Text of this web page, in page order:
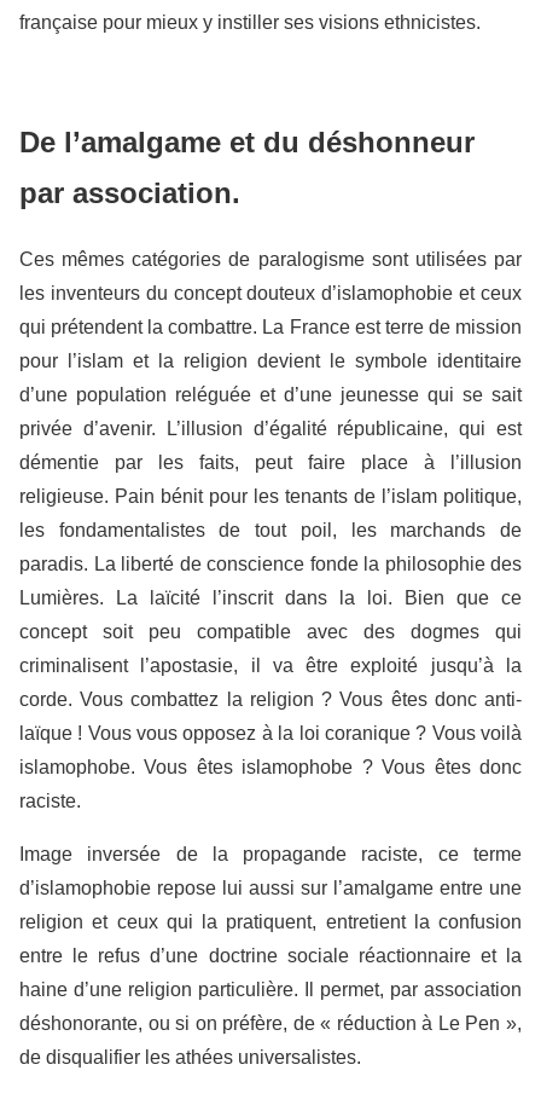
française pour mieux y instiller ses visions ethnicistes.
De l’amalgame et du déshonneur
par association.
Ces mêmes catégories de paralogisme sont utilisées par
les inventeurs du concept douteux d’islamophobie et ceux
qui prétendent la combattre. La France est terre de mission
pour l’islam et la religion devient le symbole identitaire
d’une population reléguée et d’une jeunesse qui se sait
privée d’avenir. L’illusion d’égalité républicaine, qui est
démentie par les faits, peut faire place à l’illusion
religieuse. Pain bénit pour les tenants de l’islam politique,
les fondamentalistes de tout poil, les marchands de
paradis. La liberté de conscience fonde la philosophie des
Lumières. La laïcité l’inscrit dans la loi. Bien que ce
concept soit peu compatible avec des dogmes qui
criminalisent l’apostasie, il va être exploité jusqu’à la
corde. Vous combattez la religion ? Vous êtes donc anti-
laïque ! Vous vous opposez à la loi coranique ? Vous voilà
islamophobe. Vous êtes islamophobe ? Vous êtes donc
raciste.
Image inversée de la propagande raciste, ce terme
d’islamophobie repose lui aussi sur l’amalgame entre une
religion et ceux qui la pratiquent, entretient la confusion
entre le refus d’une doctrine sociale réactionnaire et la
haine d’une religion particulière. Il permet, par association
déshonorante, ou si on préfère, de « réduction à Le Pen »,
de disqualifier les athées universalistes.